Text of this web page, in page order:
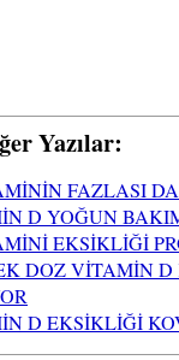
Yazılar:
FAZLASI
D YOĞUN
EKSİKLİĞİ
DOZ VİTAMİN
D EKSİKLİĞİ